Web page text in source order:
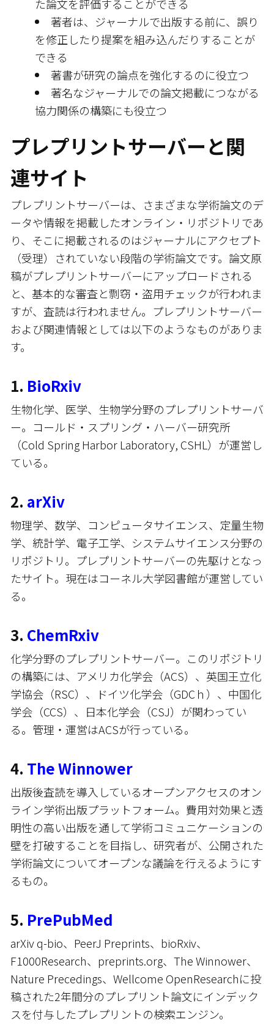
た論文を評価することができる
著者は、ジャーナルで出版する前に、誤り
を修正したり提案を組み込んだりすることが
できる
著書が研究の論点を強化するのに役立つ
著名なジャーナルでの論文掲載につながる
協力関係の構築にも役立つ
プレプリントサーバーと関
連サイト
プレプリントサーバーは、さまざまな学術論文のデ
ータや情報を掲載したオンライン・リポジトリであ
り、そこに掲載されるのはジャーナルにアクセプト
（受理）されていない段階の学術論文です。論文原
稿がプレプリントサーバーにアップロードされる
と、基本的な審査と剽窃・盗用チェックが行われま
すが、査読は行われません。プレプリントサーバー
および関連情報としては以下のようなものがありま
す。
1. BioRxiv
生物化学、医学、生物学分野のプレプリントサーバ
ー。コールド・スプリング・ハーバー研究所
（Cold Spring Harbor Laboratory, CSHL）が運営し
ている。
2. arXiv
物理学、数学、コンピュータサイエンス、定量生物
学、統計学、電子工学、システムサイエンス分野の
リポジトリ。プレプリントサーバーの先駆けとなっ
たサイト。現在はコーネル大学図書館が運営してい
る。
3. ChemRxiv
化学分野のプレプリントサーバー。このリポジトリ
の構築には、アメリカ化学会（ACS）、英国王立化
学協会（RSC）、ドイツ化学会（GDCｈ）、中国化
学会（CCS）、日本化学会（CSJ）が関わってい
る。管理・運営はACSが行っている。
4. The Winnower
出版後査読を導入しているオープンアクセスのオン
ライン学術出版プラットフォーム。費用対効果と透
明性の高い出版を通して学術コミュニケーションの
壁を打破することを目指し、研究者が、公開された
学術論文についてオープンな議論を行えるようにす
るもの。
5. PrePubMed
arXiv q-bio、PeerJ Preprints、bioRxiv、
F1000Research、preprints.org、The Winnower、
Nature Precedings、Wellcome OpenResearchに投
稿された2年間分のプレプリント論文にインデック
スを付与したプレプリントの検索エンジン。